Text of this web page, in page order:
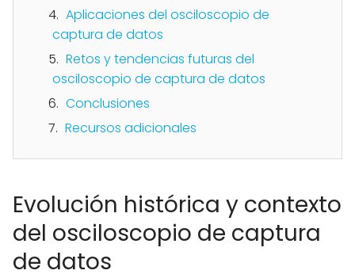
Aplicaciones del osciloscopio de
captura de datos
Retos y tendencias futuras del
osciloscopio de captura de datos
Conclusiones
Recursos adicionales
Evolución histórica y contexto
del osciloscopio de captura
de datos